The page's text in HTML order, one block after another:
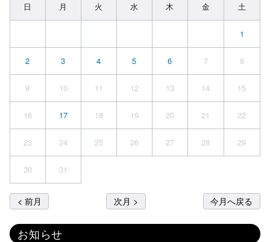
日 月 火 水 木 金 土
1
2 3 4 5 6 7 8
9 10 11 12 13 14 15
16 17 18 19 20 21 22
23 24 25 26 27 28 29
30 31
< 前月 次月 > 今月へ戻る
お知らせ